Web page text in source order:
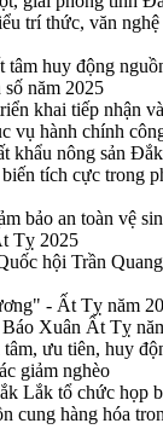
trí thức, văn
huy động
năm 2025
khai tiếp nhận
vụ hành chính
khẩu nông sản
tích cực trong
bảo an toàn vệ
Tỵ 2025
hội Trần
- Ất Tỵ năm
Xuân Ất Tỵ
ưu tiên, huy
giảm nghèo
Lắk tổ chức họp
cung hàng hóa